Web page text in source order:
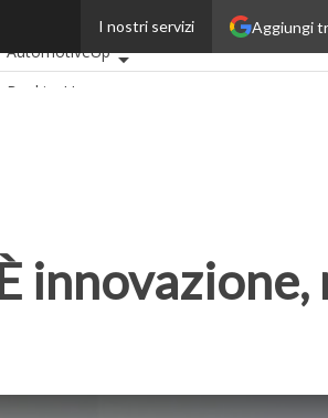
Aggiungi
I nostri servizi
AutomotiveUp
BankingUp
innovazione,